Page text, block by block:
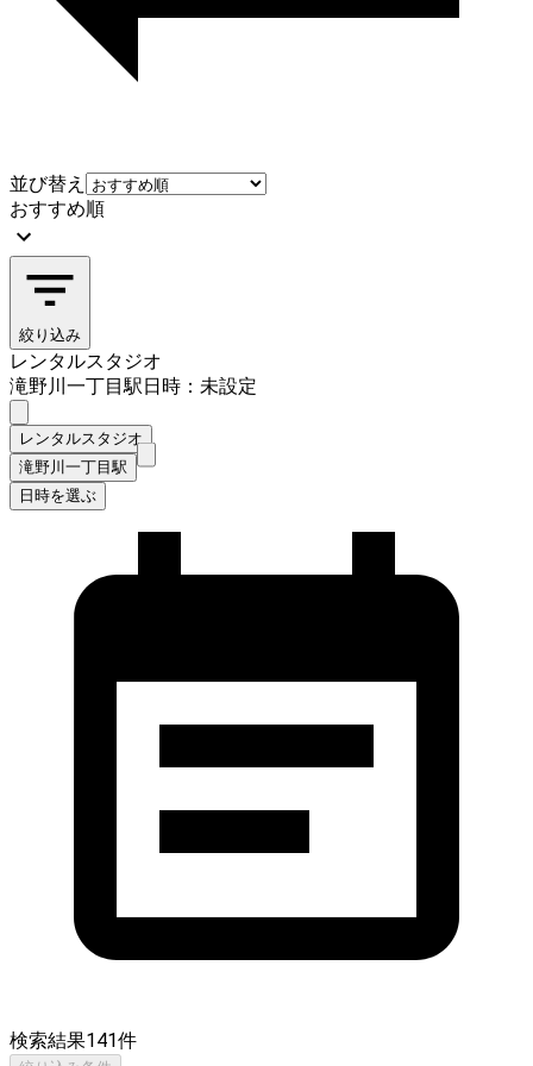
並び替え
おすすめ順
絞り込み
レンタルスタジオ
滝野川一丁目駅日時：未設定
レンタルスタジオ
滝野川一丁目駅
日時を選ぶ
検索結果141件